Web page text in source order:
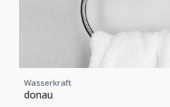
Wasserkraft
donau